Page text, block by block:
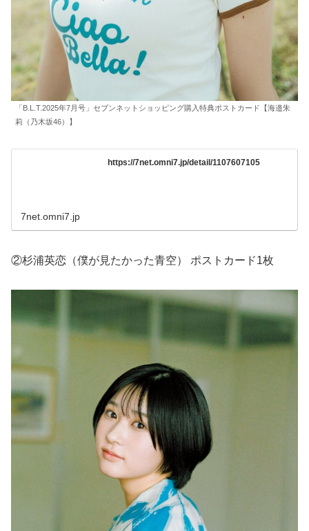
「B.L.T.2025年7月号」セブンネットショッピング購入特典ポストカード【海邉朱
莉（乃木坂46）】
https://7net.omni7.jp/detail/1107607105
7net.omni7.jp
②杉浦英恋（僕が見たかった青空） ポストカード1枚